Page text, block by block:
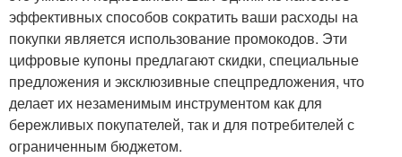
эффективных способов сократить ваши расходы на
покупки является использование промокодов. Эти
цифровые купоны предлагают скидки, специальные
предложения и эксклюзивные спецпредложения, что
делает их незаменимым инструментом как для
бережливых покупателей, так и для потребителей с
ограниченным бюджетом.